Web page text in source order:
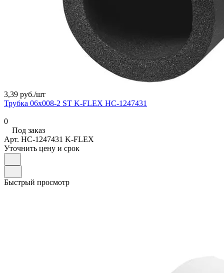
3,39 руб./шт
Трубка 06х008-2 ST K-FLEX НС-1247431
0
Под заказ
Арт. НС-1247431 K-FLEX
Уточнить цену и срок
Быстрый просмотр